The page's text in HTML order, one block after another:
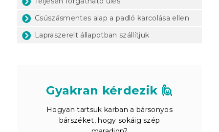
Csúszásmentes alap a padló karcolása ellen
Lapraszerelt állapotban szállítjuk
Gyakran kérdezik 🙋
Hogyan tartsuk karban a bársonyos
bárszéket, hogy sokáig szép